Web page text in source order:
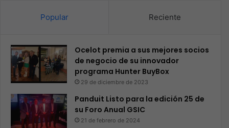
Popular Reciente
Ocelot premia a sus mejores socios
de negocio de su innovador
programa Hunter BuyBox
29 de diciembre de 2023
Panduit Listo para la edición 25 de
su Foro Anual GSIC
21 de febrero de 2024